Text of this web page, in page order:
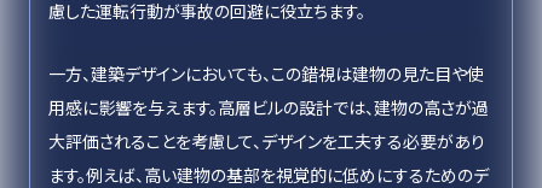
慮した運転行動が事故の回避に役立ちます。
一方、建築デザインにおいても、この錯視は建物の見た目や使
用感に影響を与えます。高層ビルの設計では、建物の高さが過
大評価されることを考慮して、デザインを工夫する必要があり
ます。例えば、高い建物の基部を視覚的に低めにするためのデ